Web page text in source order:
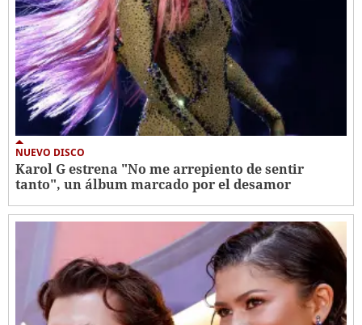
NUEVO DISCO
Karol G estrena "No me arrepiento de sentir
tanto", un álbum marcado por el desamor